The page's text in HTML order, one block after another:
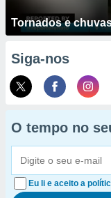
Tornados e
Siga-nos
O tempo no
Eu li e aceito a